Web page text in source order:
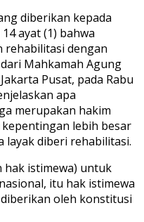
diberikan kepada
ayat (1) bahwa
rehabilitasi dengan
Mahkamah Agung
Pusat, pada Rabu
apa
merupakan hakim
lebih besar
layak diberi rehabilitasi.
hak istimewa) untuk
itu hak istimewa
oleh konstitusi